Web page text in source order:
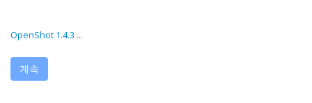
OpenShot 1.4.3 ...
계속